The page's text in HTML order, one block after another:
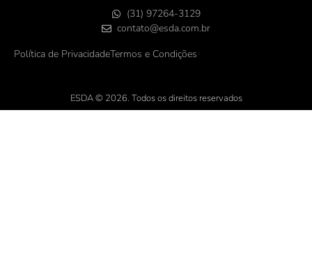
Política de PrivacidadeTermos e Condições
(31) 97264-3129
contato@esda.com.br
ESDA © 2026. Todos os direitos reservados